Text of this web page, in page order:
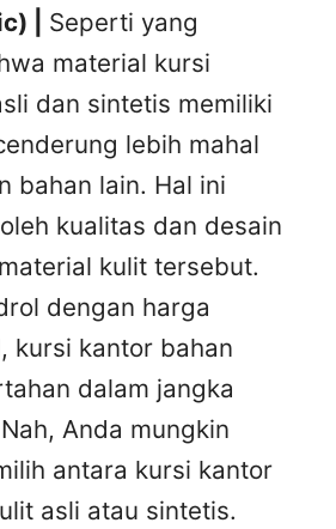
| Seperti yang
material kursi
dan sintetis memiliki
lebih mahal
bahan lain. Hal ini
kualitas dan desain
kulit tersebut.
dengan harga
kursi kantor bahan
dalam jangka
Anda mungkin
antara kursi kantor
asli atau sintetis.